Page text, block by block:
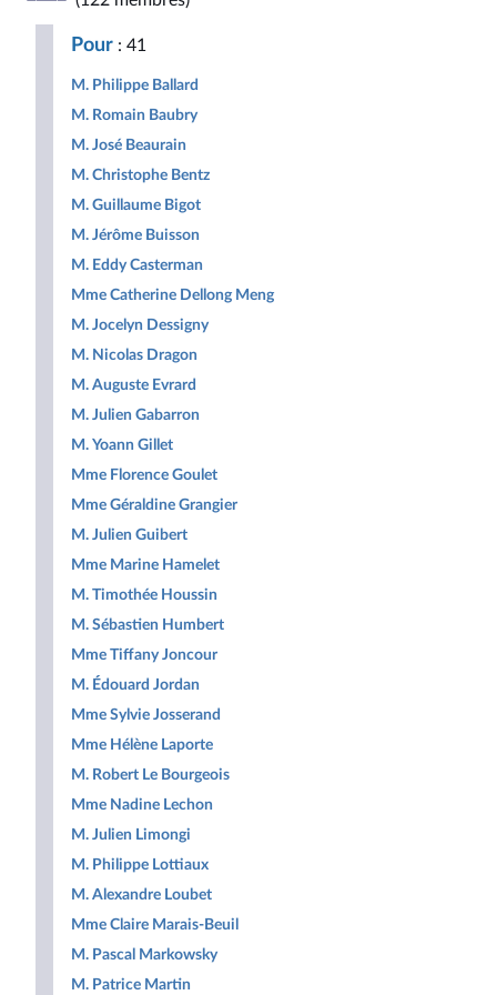
Républicaine
Pour : 41
M. Philippe Ballard
M. Romain Baubry
M. José Beaurain
M. Christophe Bentz
M. Guillaume Bigot
M. Jérôme Buisson
M. Eddy Casterman
Mme Catherine Dellong Meng
M. Jocelyn Dessigny
M. Nicolas Dragon
M. Auguste Evrard
M. Julien Gabarron
M. Yoann Gillet
Mme Florence Goulet
Mme Géraldine Grangier
M. Julien Guibert
Mme Marine Hamelet
M. Timothée Houssin
M. Sébastien Humbert
Mme Tiffany Joncour
M. Édouard Jordan
Mme Sylvie Josserand
Mme Hélène Laporte
M. Robert Le Bourgeois
Mme Nadine Lechon
M. Julien Limongi
M. Philippe Lottiaux
M. Alexandre Loubet
Mme Claire Marais-Beuil
M. Pascal Markowsky
M. Patrice Martin